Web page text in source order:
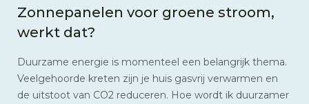
Zonnepanelen voor groene stroom,
werkt dat?
Duurzame energie is momenteel een belangrijk thema.
Veelgehoorde kreten zijn je huis gasvrij verwarmen en
de uitstoot van CO2 reduceren. Hoe wordt ik duurzamer